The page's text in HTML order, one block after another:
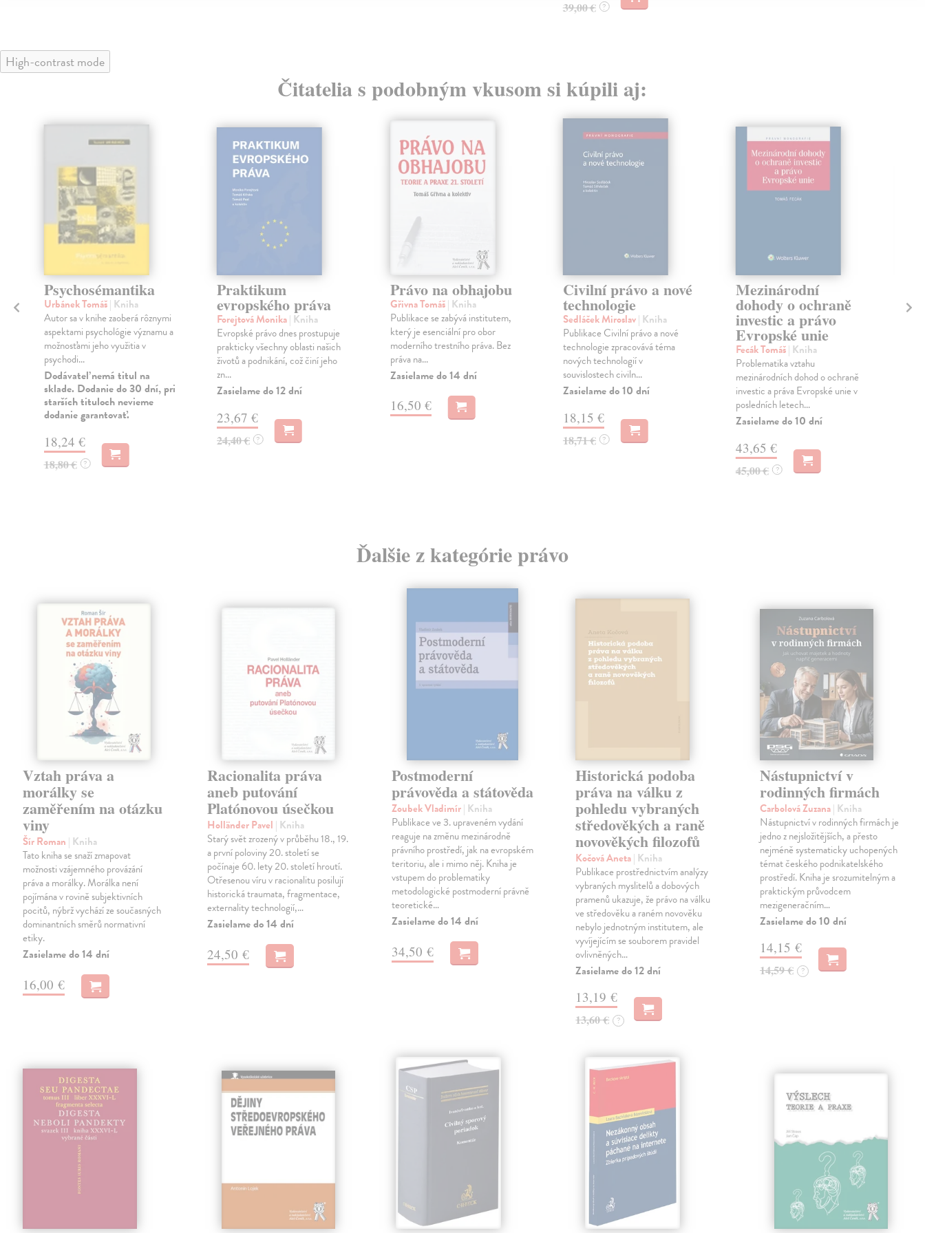
39,00 € ?
High-contrast mode
Čitatelia s podobným vkusom si kúpili aj:
Psychosémantika
Urbánek Tomáš| Kniha
Autor sa v knihe zaoberá rôznymi
aspektami psychológie významu a
možnosťami jeho využitia v
psychodi...
Dodávateľ nemá titul na
sklade. Dodanie do 30 dní, pri
starších tituloch nevieme
dodanie garantovať.
18,24 €
18,80 € ?
Praktikum
evropského práva
Forejtová Monika| Kniha
Evropské právo dnes prostupuje
prakticky všechny oblasti našich
životů a podnikání, což činí jeho
zn...
Zasielame do 12 dní
23,67 €
24,40 € ?
Právo na obhajobu
Gřivna Tomáš| Kniha
Publikace se zabývá institutem,
který je esenciální pro obor
moderního trestního práva. Bez
práva na...
Zasielame do 14 dní
16,50 €
Civilní právo a nové
technologie
Sedláček Miroslav| Kniha
Publikace Civilní právo a nové
technologie zpracovává téma
nových technologií v
souvislostech civiln...
Zasielame do 10 dní
18,15 €
18,71 € ?
Mezinárodní
dohody o ochraně
investic a právo
Evropské unie
Fecák Tomáš| Kniha
Problematika vztahu
mezinárodních dohod o ochraně
investic a práva Evropské unie v
posledních letech...
Zasielame do 10 dní
43,65 €
45,00 € ?
Ďalšie z kategórie právo
Vztah práva a
morálky se
zaměřením na otázku
viny
Šír Roman | Kniha
Tato kniha se snaží zmapovat
možnosti vzájemného provázání
práva a morálky. Morálka není
pojímána v rovině subjektivních
pocitů, nýbrž vychází ze současných
dominantních směrů normativní
etiky.
Zasielame do 14 dní
16,00 €
Racionalita práva
aneb putování
Platónovou úsečkou
Holländer Pavel | Kniha
Starý svět zrozený v průběhu 18., 19.
a první poloviny 20. století se
počínaje 60. lety 20. století hroutí.
Otřesenou víru v racionalitu posilují
historická traumata, fragmentace,
externality technologií,…
Zasielame do 14 dní
24,50 €
Postmoderní
právověda a státověda
Zoubek Vladimír| Kniha
Publikace ve 3. upraveném vydání
reaguje na změnu mezinárodně
právního prostředí, jak na evropském
teritoriu, ale i mimo něj. Kniha je
vstupem do problematiky
metodologické postmoderní právně
teoretické…
Zasielame do 14 dní
34,50 €
Historická podoba
práva na válku z
pohledu vybraných
středověkých a raně
novověkých filozofů
Kočová Aneta| Kniha
Publikace prostřednictvím analýzy
vybraných myslitelů a dobových
pramenů ukazuje, že právo na válku
ve středověku a raném novověku
nebylo jednotným institutem, ale
vyvíjejícím se souborem pravidel
ovlivněných…
Zasielame do 12 dní
13,19 €
13,60 € ?
Nástupnictví v
rodinných firmách
Carbolová Zuzana| Kniha
Nástupnictví v rodinných firmách je
jedno z nejsložitějších, a přesto
nejméně systematicky uchopených
témat českého podnikatelského
prostředí. Kniha je srozumitelným a
praktickým průvodcem
mezigeneračním…
Zasielame do 10 dní
14,15 €
14,59 € ?